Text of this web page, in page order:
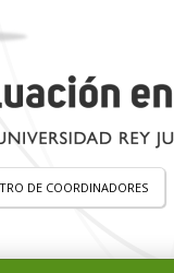
DE COORDINADORES